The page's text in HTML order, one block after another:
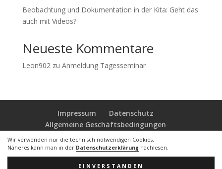
Wir verwenden nur die technisch notwendigen Cookies.
Näheres kann man in der Datenschutzerklärung nachlesen.
EINVERSTANDEN
Beobachtung und Dokumentation in der Kita: Geht das
auch mit Videos?
Neueste Kommentare
Leon902zu Anmeldung Tagesseminar
Impressum
Datenschutz
Allgemeine Geschäftsbedingungen